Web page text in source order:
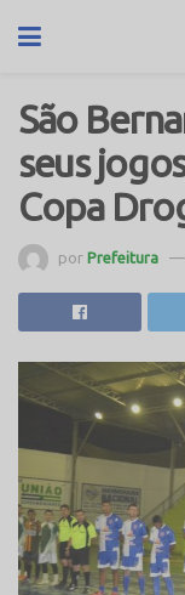
São
seus
Copa
por Prefeitura